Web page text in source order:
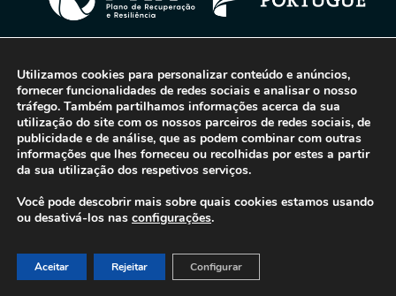
© 2016-2026 - Gonti Contabilidade e Gestão -Política de Privacidade
Livro de Reclamações
Utilizamos cookies para personalizar conteúdo e anúncios,
fornecer funcionalidades de redes sociais e analisar o nosso
tráfego. Também partilhamos informações acerca da sua
utilização do site com os nossos parceiros de redes sociais, de
publicidade e de análise, que as podem combinar com outras
informações que lhes forneceu ou recolhidas por estes a partir
da sua utilização dos respetivos serviços.
Você pode descobrir mais sobre quais cookies estamos usando
ou desativá-los nas configurações.
Aceitar Rejeitar Configurar